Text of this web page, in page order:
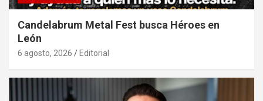
Candelabrum Metal Fest busca Héroes en
León
6 agosto, 2026 Editorial